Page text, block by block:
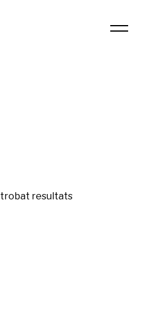
trobat resultats